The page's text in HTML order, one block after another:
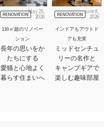
RENOVATIONMay 25,
2026
130㎡超のリノベー
ション
長年の思いをか
たちにする
愛猫と心地よく
暮らす住まいへ
RENOVATIONJune 8,
2026
インドアもアウトド
アも充実
ミッドセンチュ
リーの名作と
キャンプギアで
楽しむ趣味部屋